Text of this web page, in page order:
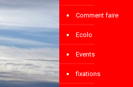
Comment faire
Ecolo
Events
fixations